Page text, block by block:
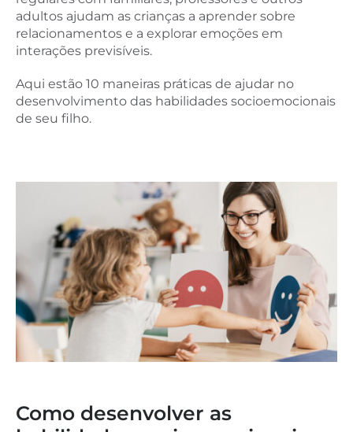
adultos ajudam as crianças a aprender sobre
relacionamentos e a explorar emoções em
interações previsíveis.
Aqui estão 10 maneiras práticas de ajudar no
desenvolvimento das habilidades socioemocionais
de seu filho.
Como desenvolver as